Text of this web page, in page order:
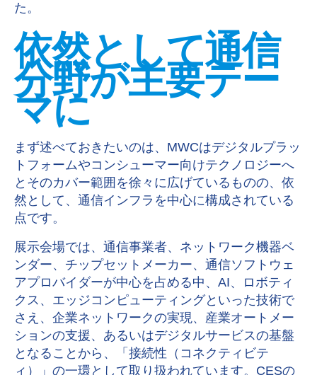
た。
依然として通信
分野が主要テー
マに
まず述べておきたいのは、 MWCはデジタルプラッ
トフォームやコンシューマー向けテクノロジーへ
とそのカバー範囲を徐々に広げているものの、依
然として、通信インフラを中心に構成されている
点です。
展示会場では、通信事業者、ネットワーク機器ベ
ンダー、チップセットメーカー、通信ソフトウェ
アプロバイダーが中心を占める中、 AI、ロボティ
クス、エッジコンピューティングといった技術で
さえ、企業ネットワークの実現、産業オートメー
ションの支援、あるいはデジタルサービスの基盤
となることから、「接続性（コネクティビテ
ィ）」の一環として取り扱われています。 CESの